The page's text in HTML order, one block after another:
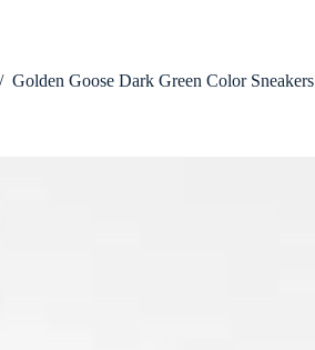
/ Golden Goose Dark Green Color Sneakers